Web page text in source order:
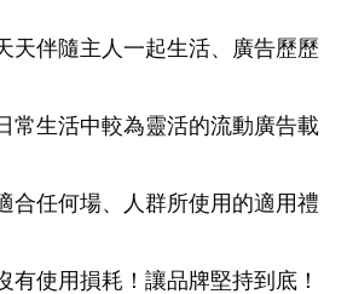
天伴隨主人一起生活、廣告歷歷
常生活中較為靈活的流動廣告載
合任何場、人群所使用的適用禮
有使用損耗！讓品牌堅持到底！